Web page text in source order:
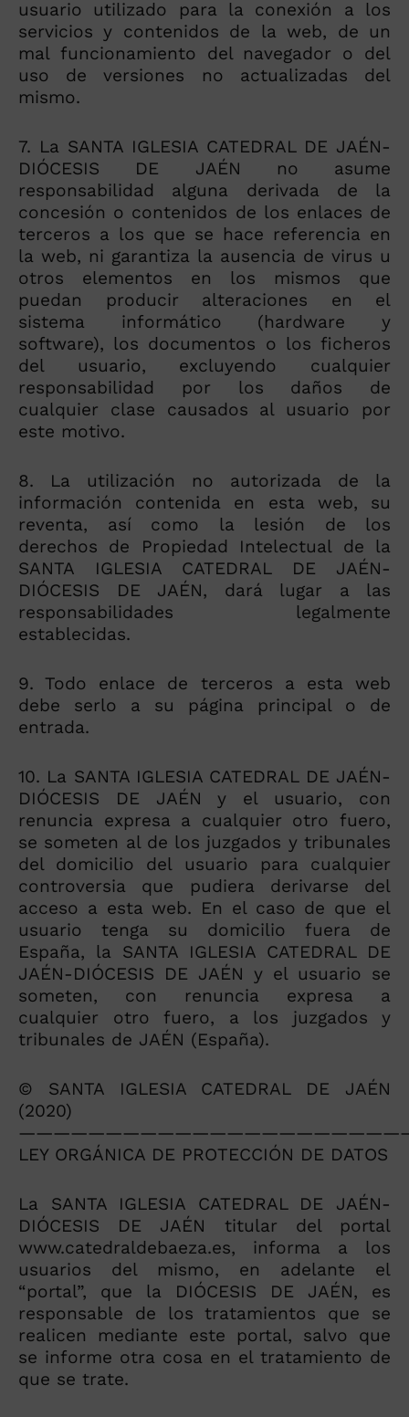
usuario utilizado para la conexión a los
servicios y contenidos de la web, de un
mal funcionamiento del navegador o del
uso de versiones no actualizadas del
mismo.
7. La SANTA IGLESIA CATEDRAL DE JAÉN-
DIÓCESIS DE JAÉN no asume
responsabilidad alguna derivada de la
concesión o contenidos de los enlaces de
terceros a los que se hace referencia en
la web, ni garantiza la ausencia de virus u
otros elementos en los mismos que
puedan producir alteraciones en el
sistema informático (hardware y
software), los documentos o los ficheros
del usuario, excluyendo cualquier
responsabilidad por los daños de
cualquier clase causados al usuario por
este motivo.
8. La utilización no autorizada de la
información contenida en esta web, su
reventa, así como la lesión de los
derechos de Propiedad Intelectual de la
SANTA IGLESIA CATEDRAL DE JAÉN-
DIÓCESIS DE JAÉN, dará lugar a las
responsabilidades legalmente
establecidas.
9. Todo enlace de terceros a esta web
debe serlo a su página principal o de
entrada.
10. La SANTA IGLESIA CATEDRAL DE JAÉN-
DIÓCESIS DE JAÉN y el usuario, con
renuncia expresa a cualquier otro fuero,
se someten al de los juzgados y tribunales
del domicilio del usuario para cualquier
controversia que pudiera derivarse del
acceso a esta web. En el caso de que el
usuario tenga su domicilio fuera de
España, la SANTA IGLESIA CATEDRAL DE
JAÉN-DIÓCESIS DE JAÉN y el usuario se
someten, con renuncia expresa a
cualquier otro fuero, a los juzgados y
tribunales de JAÉN (España).
© SANTA IGLESIA CATEDRAL DE JAÉN
(2020)
LEY ORGÁNICA DE PROTECCIÓN DE DATOS
La SANTA IGLESIA CATEDRAL DE JAÉN-
DIÓCESIS DE JAÉN titular del portal
www.catedraldebaeza.es, informa a los
usuarios del mismo, en adelante el
“portal”, que la DIÓCESIS DE JAÉN, es
responsable de los tratamientos que se
realicen mediante este portal, salvo que
se informe otra cosa en el tratamiento de
que se trate.